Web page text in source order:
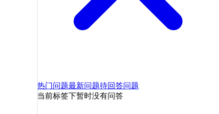
热门问题最新问题待回答问题
当前标签下暂时没有问答